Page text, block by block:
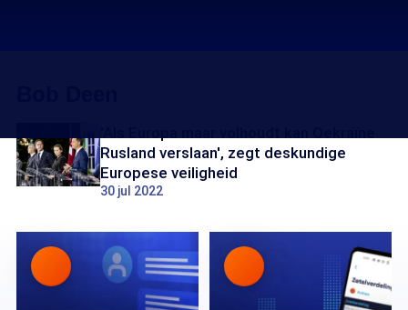
Rusland verslaan', zegt deskundige
Europese veiligheid
30 jul 2022